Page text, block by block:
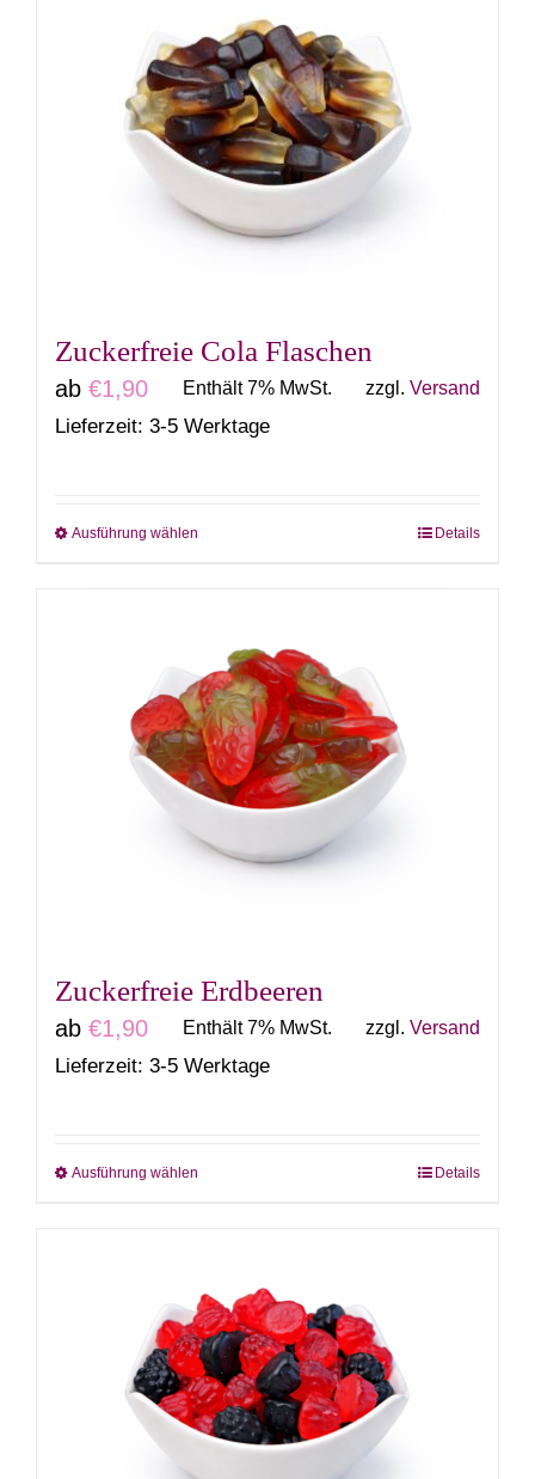
Varianten
auf.
Die
Optionen
können
auf
werden
Zuckerfreie Cola Flaschen
ab €1,90 Enthält 7% MwSt. zzgl. Versand
Lieferzeit: 3-5 Werktage
Ausführung wählen
mehrere
Varianten
auf.
Die
Optionen
auf
werden
Details
Zuckerfreie Erdbeeren
ab €1,90 Enthält 7% MwSt. zzgl. Versand
Lieferzeit: 3-5 Werktage
Ausführung wählen
mehrere
Varianten
auf.
Die
Optionen
Details